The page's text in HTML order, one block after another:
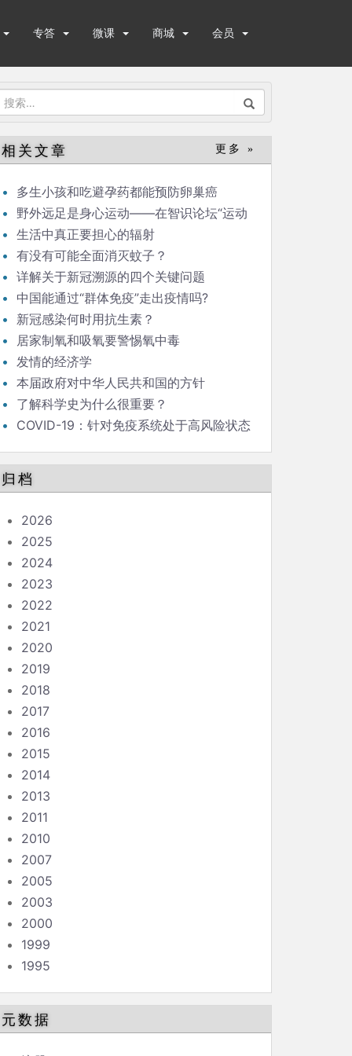
专答 微课 商城 会员
搜
：
相关文章 更多 »
多生小孩和吃避孕药都能预防卵巢癌
野外远足是身心运动——在智识论坛“运动
与健康”的发言
生活中真正要担心的辐射
有没有可能全面消灭蚊子？
详解关于新冠溯源的四个关键问题
中国能通过“群体免疫”走出疫情吗?
新冠感染何时用抗生素？
居家制氧和吸氧要警惕氧中毒
发情的经济学
本届政府对中华人民共和国的方针
了解科学史为什么很重要？
COVID-19：针对免疫系统处于高风险状态
归档
2026
2025
2024
2023
2022
2021
2020
2019
2018
2017
2016
2015
2014
2013
2011
2010
2007
2005
2003
2000
1999
1995
元数据